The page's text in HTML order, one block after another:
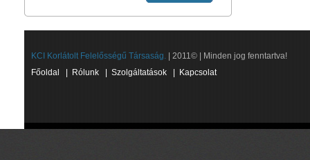
KCI Korlátolt Felelősségű Társaság. | 2011© | Minden jog fenntartva!
Főoldal
Rólunk Szolgáltatások Kapcsolat